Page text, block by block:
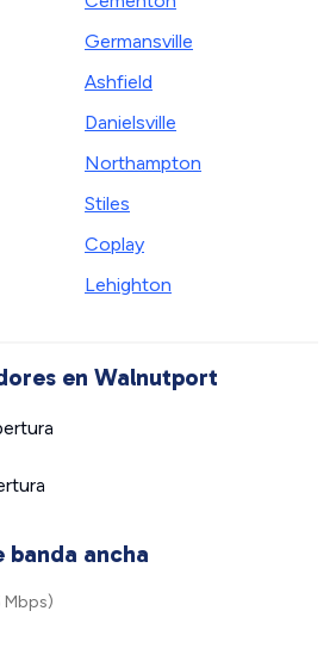
Germansville
Ashfield
Danielsville
Northampton
Stiles
Coplay
Lehighton
en Walnutport
banda ancha
Mbps)